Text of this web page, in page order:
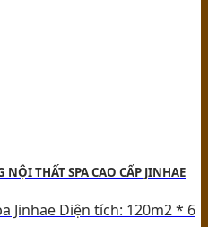
THẤT SPA CAO CẤP JINHAE
Jinhae Diện tích: 120m2 * 6